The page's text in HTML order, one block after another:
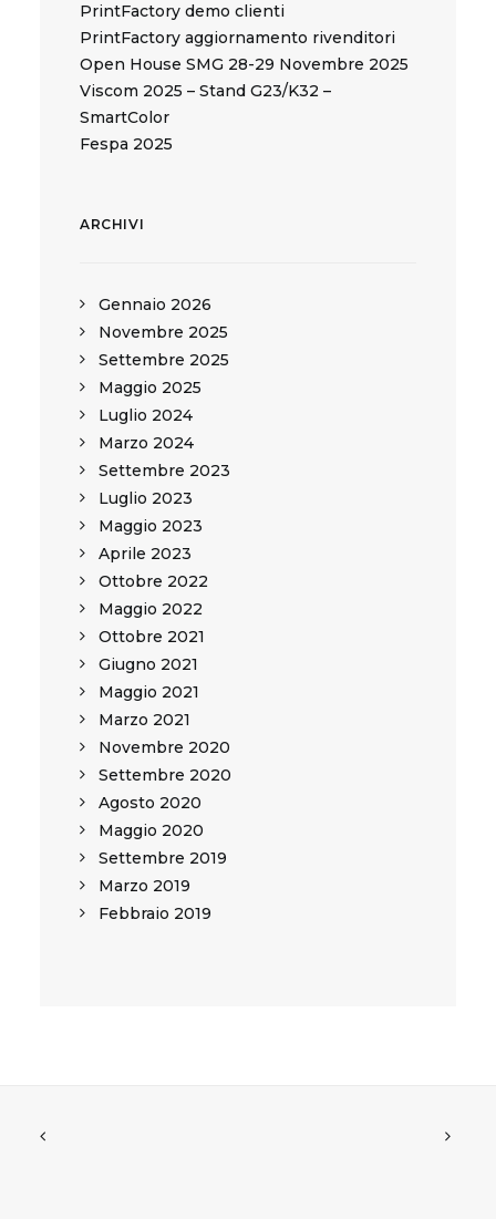
PrintFactory demo clienti
PrintFactory aggiornamento rivenditori
Open House SMG 28-29 Novembre 2025
Viscom 2025 – Stand G23/K32 –
SmartColor
Fespa 2025
ARCHIVI
Gennaio 2026
Novembre 2025
Settembre 2025
Maggio 2025
Luglio 2024
Marzo 2024
Settembre 2023
Luglio 2023
Maggio 2023
Aprile 2023
Ottobre 2022
Maggio 2022
Ottobre 2021
Giugno 2021
Maggio 2021
Marzo 2021
Novembre 2020
Settembre 2020
Agosto 2020
Maggio 2020
Settembre 2019
Marzo 2019
Febbraio 2019